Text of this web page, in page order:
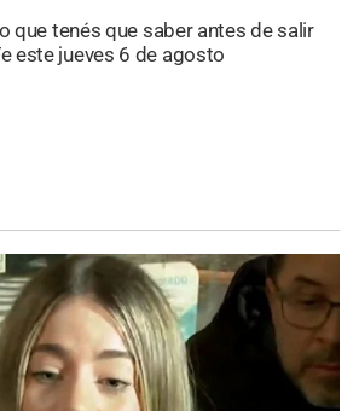
que tenés que saber antes de salir
este jueves 6 de agosto